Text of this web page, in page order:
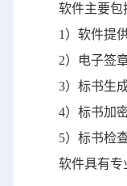
软件主要包
1）软件提
2）电子签章
3）标书生
4）标书加
5）标书检
软件具有专